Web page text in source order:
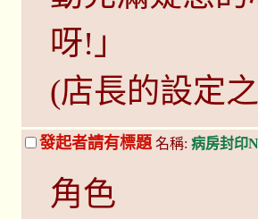
呀!」
(店長的設定
發起者請有標題 名稱: 病房封印
角色